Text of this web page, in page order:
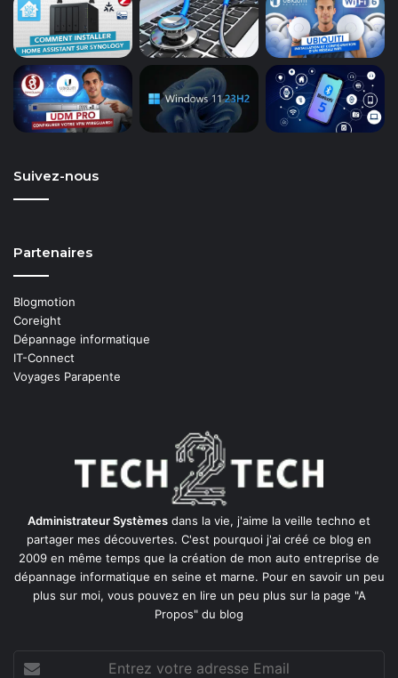
Suivez-nous
Partenaires
Blogmotion
Coreight
Dépannage informatique
IT-Connect
Voyages Parapente
Administrateur Systèmes dans la vie, j'aime la veille techno et
partager mes découvertes. C'est pourquoi j'ai créé ce blog en
2009 en même temps que la création de mon auto entreprise de
dépannage informatique en seine et marne. Pour en savoir un peu
plus sur moi, vous pouvez en lire un peu plus sur la page "A
Propos" du blog